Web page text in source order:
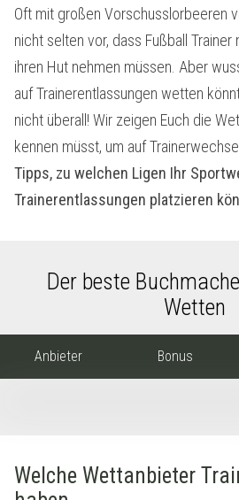
Oft mit großen Vorschusslorbeeren
nicht selten vor, dass Fußball
ihren Hut nehmen müssen. Aber
auf Trainerentlassungen wetten
nicht überall! Wir zeigen Euch die
kennen müsst, um auf
Tipps, zu welchen Ligen Ihr
Trainerentlassungen platzieren
Der beste
Wetten
Anbieter Bonus
Welche Wettanbieter